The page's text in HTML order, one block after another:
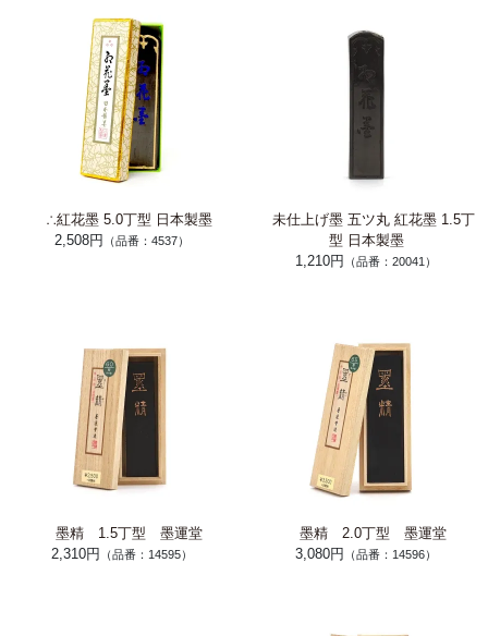
∴紅花墨 5.0丁型 日本製墨
2,508円
（品番：4537）
未仕上げ墨 五ツ丸 紅花墨 1.5丁
型 日本製墨
1,210円
（品番：20041）
墨精 1.5丁型 墨運堂
2,310円
（品番：14595）
墨精 2.0丁型 墨運堂
3,080円
（品番：14596）